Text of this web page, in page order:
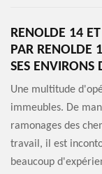
RENOLDE 14
PAR RENOLDE
SES ENVIRONS
Une multitude
immeubles. De
ramonages des
travail, il est
beaucoup